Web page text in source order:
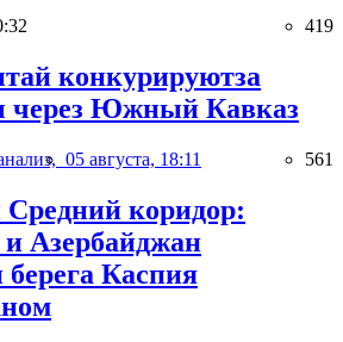
419
конкурируютза
через Южный Кавказ
05 августа, 18:11 561
коридор:
и Азербайджан
берега Каспия